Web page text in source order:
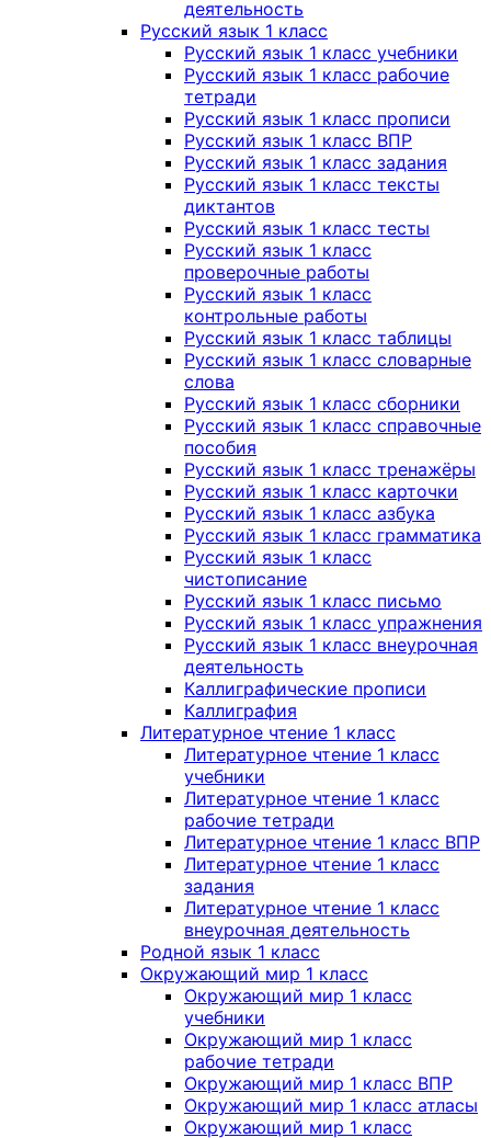
деятельность
Русский язык 1 класс
Русский язык 1 класс учебники
Русский язык 1 класс рабочие
тетради
Русский язык 1 класс прописи
Русский язык 1 класс ВПР
Русский язык 1 класс задания
Русский язык 1 класс тексты
диктантов
Русский язык 1 класс тесты
Русский язык 1 класс
проверочные работы
Русский язык 1 класс
контрольные работы
Русский язык 1 класс таблицы
Русский язык 1 класс словарные
слова
Русский язык 1 класс сборники
Русский язык 1 класс справочные
пособия
Русский язык 1 класс тренажёры
Русский язык 1 класс карточки
Русский язык 1 класс азбука
Русский язык 1 класс грамматика
Русский язык 1 класс
чистописание
Русский язык 1 класс письмо
Русский язык 1 класс упражнения
Русский язык 1 класс внеурочная
деятельность
Каллиграфические прописи
Каллиграфия
Литературное чтение 1 класс
Литературное чтение 1 класс
учебники
Литературное чтение 1 класс
рабочие тетради
Литературное чтение 1 класс ВПР
Литературное чтение 1 класс
задания
Литературное чтение 1 класс
внеурочная деятельность
Родной язык 1 класс
Окружающий мир 1 класс
Окружающий мир 1 класс
учебники
Окружающий мир 1 класс
рабочие тетради
Окружающий мир 1 класс ВПР
Окружающий мир 1 класс атласы
Окружающий мир 1 класс